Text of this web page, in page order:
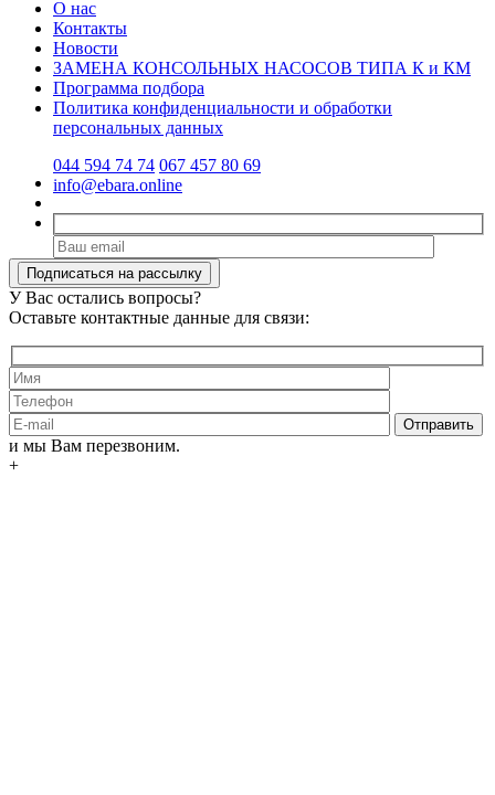
О нас
Контакты
Новости
ЗАМЕНА КОНСОЛЬНЫХ НАСОСОВ ТИПА К и КМ
Программа подбора
Политика конфиденциальности и обработки
персональных данных
044 594 74 74 067 457 80 69
info@ebara.online
У Вас остались вопросы?
Оставьте контактные данные для связи:
и мы Вам перезвоним.
+